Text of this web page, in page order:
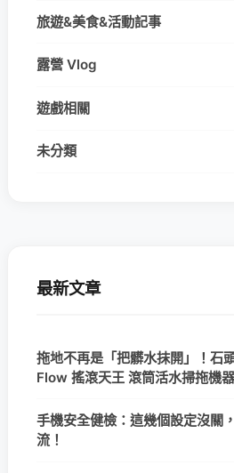
旅遊&美食&活動記事
露營 Vlog
遊戲相關
未分類
最新文章
拖地不再是「把髒水抹開」！石
Flow 搖滾天王 滾筒活水掃拖機
手機安全健檢：這幾個設定沒關
流！